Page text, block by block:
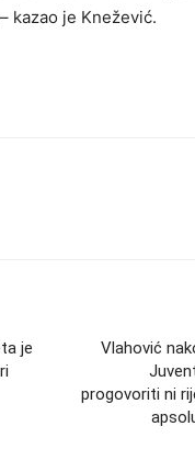
– kazao je Knežević.
je
Vlahović
progovoriti ni